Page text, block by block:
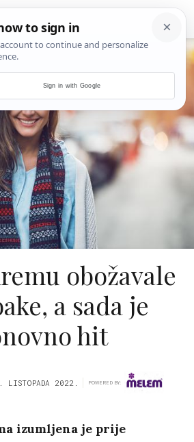
obožavale
a sada je
hit
LISTOPADA 2022. POWERED BY:
izumljena je prije
Sign in with Google